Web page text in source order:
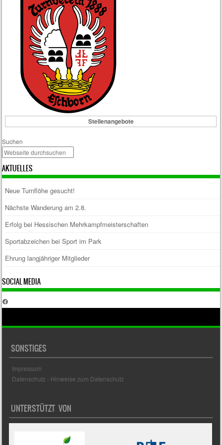
Stellenangebote
Suchen
AKTUELLES
Neue Turnflöhe gesucht!
Nächste Wanderung am 2.8.
Erfolg bei Hessischen Mehrkampfmeisterschaften
Sportabzeichen bei Sport im Park
Ehrung langjähriger Mitglieder
SOCIAL MEDIA
Facebook
SONSTIGES
Impressum
Datenschutz - Hinweise zum Datenschutz
UNTERSTÜTZT VON